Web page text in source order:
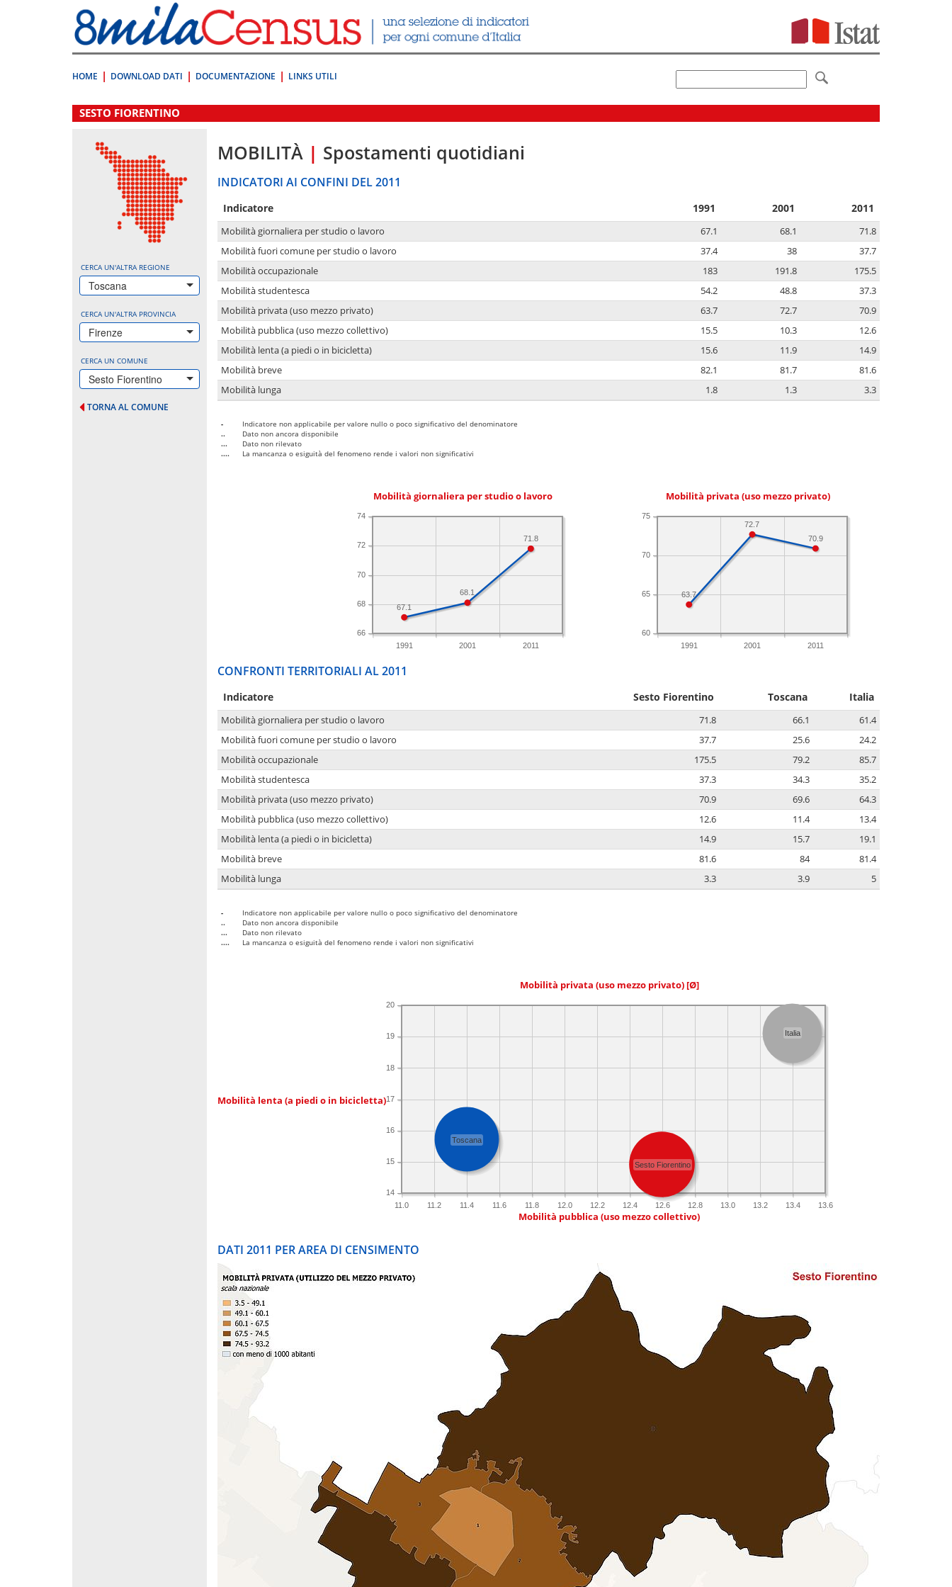
direttamente
a:
Contenuto
HOME DOWNLOAD DATI DOCUMENTAZIONE LINKS UTILI
.
SESTO FIORENTINO
CERCA UN'ALTRA REGIONE
Toscana
CERCA UN'ALTRA PROVINCIA
Firenze
CERCA UN COMUNE
Sesto Fiorentino
TORNA AL COMUNE
MOBILITÀ | Spostamenti quotidiani
INDICATORI AI CONFINI DEL 2011
Indicatore 1991 2001 2011
Mobilità giornaliera per studio o lavoro 67.1 68.1
71.8
Mobilità fuori comune per studio o lavoro
37.4 38
37.7
Mobilità occupazionale
183 191.8
175.5
Mobilità studentesca
54.2 48.8
37.3
Mobilità privata (uso mezzo privato)
63.7 72.7
70.9
Mobilità pubblica (uso mezzo collettivo)
15.5 10.3
12.6
Mobilità lenta (a piedi o in bicicletta)
15.6 11.9
14.9
Mobilità breve
82.1 81.7
81.6
Mobilità lunga
1.8 1.3 3.3
-
Indicatore non applicabile per valore nullo o poco significativo del denominatore
..
Dato non ancora disponibile
...
Dato non rilevato
....
La mancanza o esiguità del fenomeno rende i valori non significativi
Mobilità giornaliera per studio o lavoro
1991 2001 2011
66
68
70
72
74
71.8
68.1
67.1
Mobilità privata (uso mezzo privato)
1991 2001 2011
60
65
70
75
70.9
72.7
63.7
CONFRONTI TERRITORIALI AL 2011
Indicatore Sesto Fiorentino Toscana Italia
Mobilità giornaliera per studio o lavoro 71.8 66.1
61.4
Mobilità fuori comune per studio o lavoro
37.7 25.6
24.2
Mobilità occupazionale
175.5 79.2
85.7
Mobilità studentesca
37.3 34.3
35.2
Mobilità privata (uso mezzo privato)
70.9 69.6
64.3
Mobilità pubblica (uso mezzo collettivo)
12.6 11.4
13.4
Mobilità lenta (a piedi o in bicicletta)
14.9 15.7
19.1
Mobilità breve
81.6 84
81.4
Mobilità lunga
3.3 3.9 5
-
Indicatore non applicabile per valore nullo o poco significativo del denominatore
..
Dato non ancora disponibile
...
Dato non rilevato
....
La mancanza o esiguità del fenomeno rende i valori non significativi
Mobilità privata (uso mezzo privato) [Ø]
Mobilità lenta (a piedi o in bicicletta)
11.0 11.2 11.4 11.6 11.8 12.0 12.2 12.4 12.6 12.8 13.0 13.2 13.4 13.6
14
15
16
17
18
19
20
Sesto Fiorentino
Toscana
Italia
Mobilità pubblica (uso mezzo collettivo)
DATI 2011 PER AREA DI CENSIMENTO